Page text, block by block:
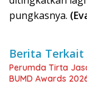
pungkasnya.
Berita Terkait
Perumda Tirta
BUMD Awards